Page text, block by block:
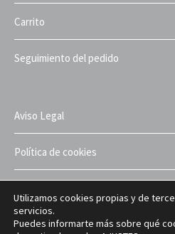
Carrito
Seguimiento del pedido
Aviso Legal
Política de cookies
Términos y condiciones
Utilizamos cookies propias y de
servicios.
Puedes informarte más sobre qué